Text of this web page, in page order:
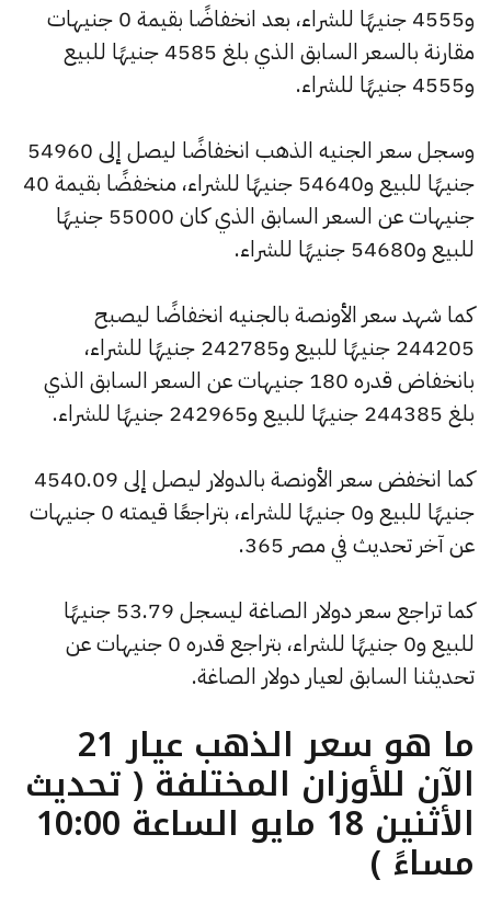
و4555 جنيهًا للشراء، بعد انخفاضًا بقيمة 0 جنيهات
مقارنة بالسعر السابق الذي بلغ 4585 جنيهًا للبيع
و4555 جنيهًا للشراء.
وسجل سعر الجنيه الذهب انخفاضًا ليصل إلى 54960
جنيهًا للبيع و54640 جنيهًا للشراء، منخفضًا بقيمة 40
جنيهات عن السعر السابق الذي كان 55000 جنيهًا
للبيع و54680 جنيهًا للشراء.
كما شهد سعر الأونصة بالجنيه انخفاضًا ليصبح
244205 جنيهًا للبيع و242785 جنيهًا للشراء،
بانخفاض قدره 180 جنيهات عن السعر السابق الذي
بلغ 244385 جنيهًا للبيع و242965 جنيهًا للشراء.
كما انخفض سعر الأونصة بالدولار ليصل إلى 4540.09
جنيهًا للبيع و0 جنيهًا للشراء، بتراجعًا قيمته 0 جنيهات
عن آخر تحديث في مصر 365.
كما تراجع سعر دولار الصاغة ليسجل 53.79 جنيهًا
للبيع و0 جنيهًا للشراء، بتراجع قدره 0 جنيهات عن
تحديثنا السابق لعيار دولار الصاغة.
ما هو سعر الذهب عيار 21
الآن للأوزان المختلفة ( تحديث
الأثنين 18 مايو الساعة 10:00
مساءً )